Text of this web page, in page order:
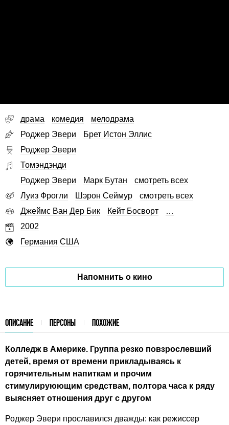
драма комедия
мелодрама
Роджер Эвери
Брет Истон Эллис
Роджер Эвери
Томэндэнди
Роджер Эвери
Марк Бутан
смотреть всех
Луиз Фрогли
Шэрон Сеймур
смотреть всех
Джеймс Ван Дер Бик
Кейт Босворт
…
2002
Германия США
Напомнить о кино
ОПИСАНИЕ ПЕРСОНЫ ПОХОЖИЕ
Колледж в Америке. Группа резко повзрослевший
детей, время от времени прикладываясь к
горячительным напиткам и прочим
стимулируюющим средствам, полтора часа к ряду
выясняет отношения друг с другом
Роджер Эвери прославился дважды: как режиссер